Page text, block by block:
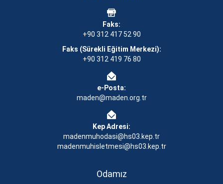
Faks:
+90 312 417 52 90
Faks (Sürekli Eğitim Merkezi):
+90 312 419 76 80
e-Posta:
maden@maden.org.tr
Kep Adresi:
madenmuhodasi@hs03.kep.tr
madenmuhisletmesi@hs03.kep.tr
Odamız